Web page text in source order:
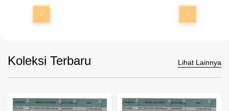
< >
Koleksi Terbaru Lihat Lainnya